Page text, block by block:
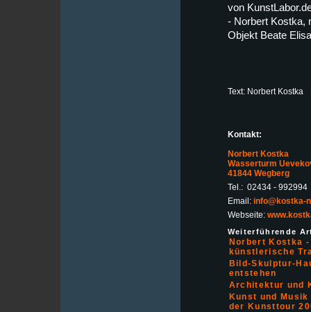
von
- Norbert Kostka,
Objekt Beate
Text: Norbert Kostka
Kontakt:
Norbert Kostka
Wasserturm
41844 Wegberg
Tel.: 02434 - 992994
Email: info@kostka-
Webseite:
Weiterführende
Norbert Kostka
künstlerische
Bild-Skulptur-
entstehen
Architektur und
Kunst und
der Kunsttour